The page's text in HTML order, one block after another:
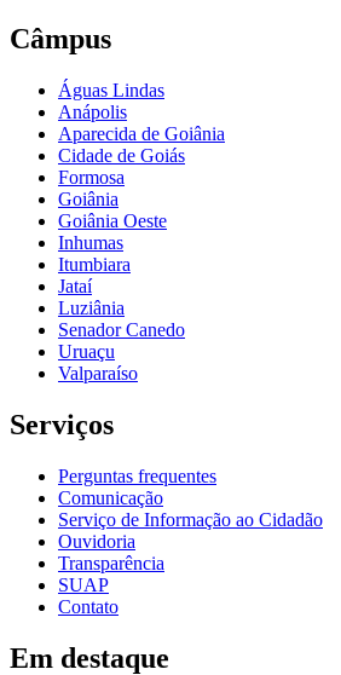
Câmpus
Águas Lindas
Anápolis
Aparecida de Goiânia
Cidade de Goiás
Formosa
Goiânia
Goiânia Oeste
Inhumas
Itumbiara
Jataí
Luziânia
Senador Canedo
Uruaçu
Valparaíso
Serviços
Perguntas frequentes
Comunicação
Serviço de Informação ao Cidadão
Ouvidoria
Transparência
SUAP
Contato
Em destaque